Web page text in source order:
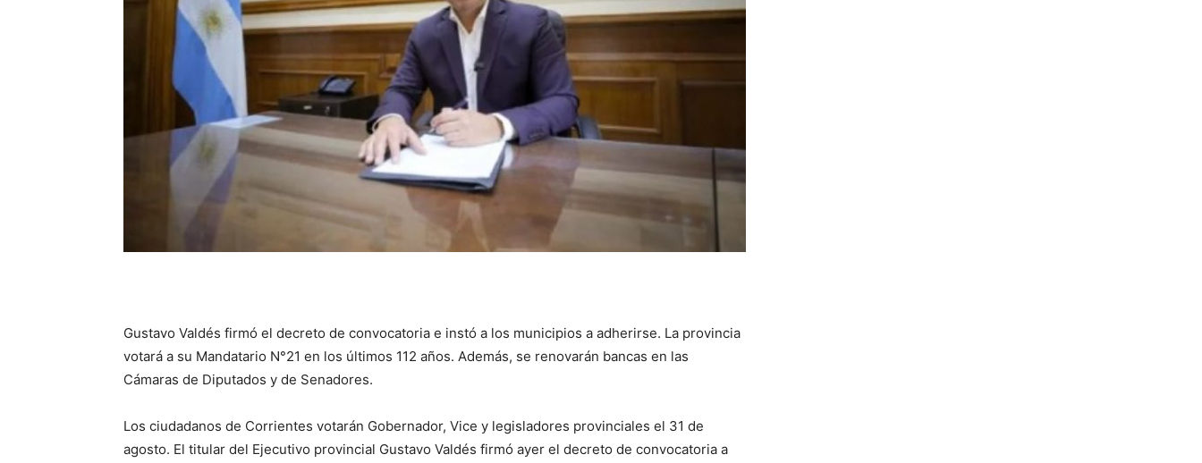
::
La
Gustavo Valdés firmó el decreto de convocatoria e instó a los municipios a adherirse. La provincia
votará a su Mandatario N°21 en los últimos 112 años. Además, se renovarán bancas en las
Cámaras de Diputados y de Senadores.
Los ciudadanos de Corrientes votarán Gobernador, Vice y legisladores provinciales el 31 de
agosto. El titular del Ejecutivo provincial Gustavo Valdés firmó ayer el decreto de convocatoria a